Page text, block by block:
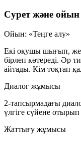
Сурет және
Ойын: «Теңге алу»
Екі оқушы шығып,
бірлеп көтереді. Әр
айтады. Кім тоқтап
Диалог жұмысы
2-тапсырмадағы
үлгіге сүйене
Жаттығу жұмысы